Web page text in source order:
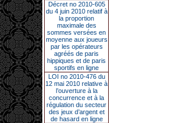
Décret no 2010-605
du 4 juin 2010 relatif à
la proportion
maximale des
sommes versées en
moyenne aux joueurs
par les opérateurs
agréés de paris
hippiques et de paris
sportifs en ligne
LOI no 2010-476 du
12 mai 2010 relative à
l’ouverture à la
concurrence et à la
régulation du secteur
des jeux d’argent et
de hasard en ligne